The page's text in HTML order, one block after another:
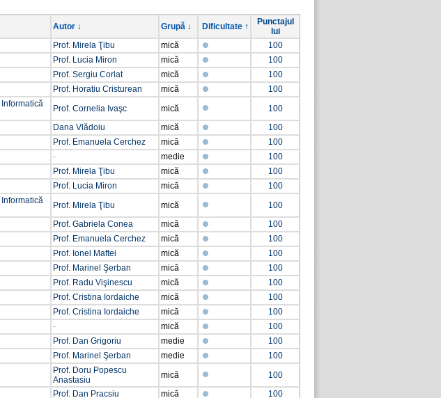
Autor ↓ Grupă ↓ Dificultate ↑
Punctajul
lui
Prof. Mirela Ţibu mică
100
Prof. Lucia Miron mică
100
Prof. Sergiu Corlat mică
100
Prof. Horatiu Cristurean mică
100
Prof. Cornelia Ivaşc mică
100
Dana Vlădoiu mică
100
Prof. Emanuela Cerchez mică
100
- medie
100
Prof. Mirela Ţibu mică
100
Prof. Lucia Miron mică
100
Prof. Mirela Ţibu mică
100
Prof. Gabriela Conea mică
100
Prof. Emanuela Cerchez mică
100
Prof. Ionel Maftei mică
100
Prof. Marinel Şerban mică
100
Prof. Radu Vişinescu mică
100
Prof. Cristina Iordaiche mică
100
Prof. Cristina Iordaiche mică
100
- mică
100
Prof. Dan Grigoriu medie
100
Prof. Marinel Şerban medie
100
Prof. Doru Popescu
Anastasiu
mică
100
Prof. Dan Pracsiu mică
100